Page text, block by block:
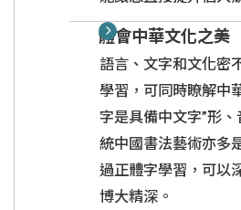
體會中華文化之美
語言、文字和文化密
學習，可同時瞭解中
字是具備中文字”形
統中國書法藝術亦多
過正體字學習，可以
博大精深。